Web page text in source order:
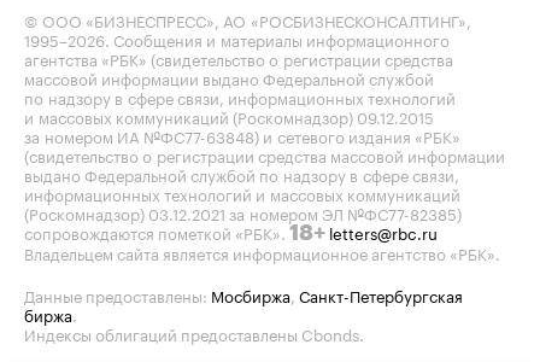
© ООО «БИЗНЕСПРЕСС», АО «РОСБИЗНЕСКОНСАЛТИНГ»,
1995–2026. Сообщения и материалы информационного
агентства «РБК» (свидетельство о регистрации средства
массовой информации выдано Федеральной службой
по надзору в сфере связи, информационных технологий
и массовых коммуникаций (Роскомнадзор) 09.12.2015
за номером ИА №ФС77-63848) и сетевого издания «РБК»
(свидетельство о регистрации средства массовой информации
выдано Федеральной службой по надзору в сфере связи,
информационных технологий и массовых коммуникаций
(Роскомнадзор) 03.12.2021 за номером ЭЛ №ФС77-82385)
сопровождаются пометкой «РБК». 18+ letters@rbc.ru
Владельцем сайта является информационное агентство «РБК».
Данные предоставлены: Мосбиржа, Санкт-Петербургская
биржа.
Индексы облигаций предоставлены Cbonds.